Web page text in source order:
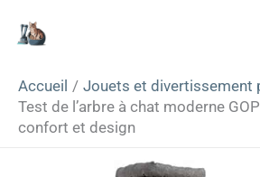
Accueil
Jouets et divertissement
Test de l’arbre à chat moderne
confort et design